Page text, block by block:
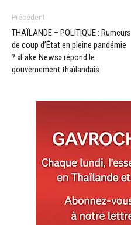
Précédent
THAÏLANDE – POLITIQUE : Rumeurs
de coup d’État en pleine pandémie
? «Fake News» répond le
gouvernement thaïlandais